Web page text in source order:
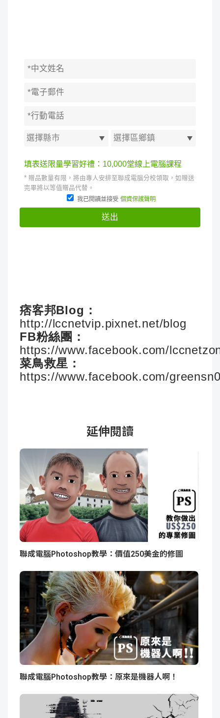
痞客邦Blog：
http://lccnetvip.pixnet.net/blog
FB粉絲團：
https://www.facebook.com/
菜鳥救星：
https://www.facebook.com/
延伸閱讀
聯成電腦Photoshop教學：價值250美金的修圖
聯成電腦Photoshop教學：原來是機器人啊！